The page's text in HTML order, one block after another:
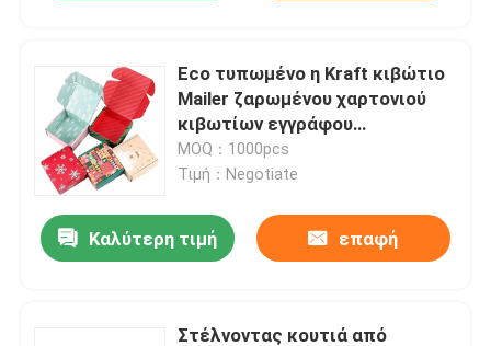
Eco τυπωμένο η Kraft κιβώτιο
Mailer ζαρωμένου χαρτονιού
κιβωτίων εγγράφου
συσκευάζοντας
MOQ：1000pcs
Τιμή：Negotiate
Καλύτερη τιμή επαφή
Στέλνοντας κουτιά από